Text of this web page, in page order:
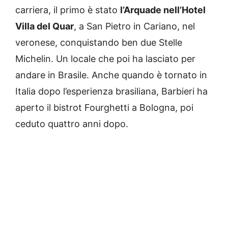
carriera, il primo è stato l’Arquade nell’Hotel
Villa del Quar, a San Pietro in Cariano, nel
veronese, conquistando ben due Stelle
Michelin. Un locale che poi ha lasciato per
andare in Brasile. Anche quando è tornato in
Italia dopo l’esperienza brasiliana, Barbieri ha
aperto il bistrot Fourghetti a Bologna, poi
ceduto quattro anni dopo.